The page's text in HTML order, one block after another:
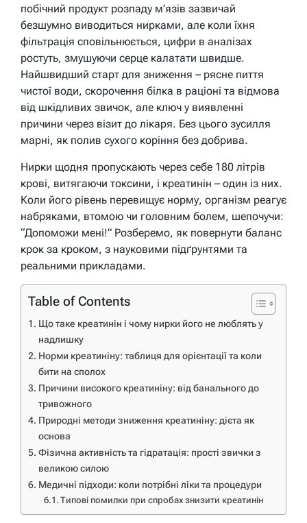
побічний продукт розпаду м’язів зазвичай
безшумно виводиться нирками, але коли їхня
фільтрація сповільнюється, цифри в аналізах
ростуть, змушуючи серце калатати швидше.
Найшвидший старт для зниження – рясне пиття
чистої води, скорочення білка в раціоні та відмова
від шкідливих звичок, але ключ у виявленні
причини через візит до лікаря. Без цього зусилля
марні, як полив сухого коріння без добрива.
Нирки щодня пропускають через себе 180 літрів
крові, витягаючи токсини, і креатинін – один із них.
Коли його рівень перевищує норму, організм реагує
набряками, втомою чи головним болем, шепочучи:
“Допоможи мені!” Розберемо, як повернути баланс
крок за кроком, з науковими підґрунтями та
реальними прикладами.
Table of Contents
Що таке креатинін і чому нирки його не люблять у
надлишку
Норми креатиніну: таблиця для орієнтації та коли
бити на сполох
Причини високого креатиніну: від банального до
тривожного
Природні методи зниження креатиніну: дієта як
основа
Фізична активність та гідратація: прості звички з
великою силою
Медичні підходи: коли потрібні ліки та процедури
Типові помилки при спробах знизити креатинін